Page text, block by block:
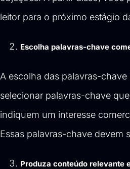
leitor para o próximo estágio
Escolha palavras-chave
A escolha das palavras-
selecionar palavras-chave
indiquem um interesse
Essas palavras-chave devem
Produza conteúdo relevante